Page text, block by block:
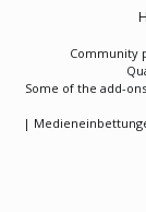
Community
Some of the add-
|